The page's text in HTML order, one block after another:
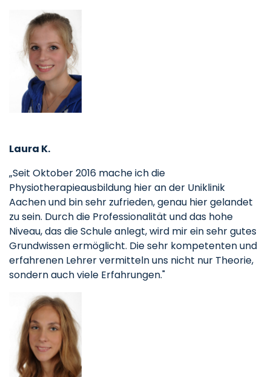
Laura K.
„Seit Oktober 2016 mache ich die
Physiotherapieausbildung hier an der Uniklinik
Aachen und bin sehr zufrieden, genau hier gelandet
zu sein. Durch die Professionalität und das hohe
Niveau, das die Schule anlegt, wird mir ein sehr gutes
Grundwissen ermöglicht. Die sehr kompetenten und
erfahrenen Lehrer vermitteln uns nicht nur Theorie,
sondern auch viele Erfahrungen."